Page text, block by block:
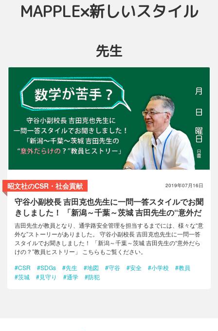
MAPPLE×新しいスタイル
先生
MAPPLEサポーター
コラム
昭文社のCSR・社会貢献 2019年07月16日
守谷小副校長 吉田克也先生に一問一答スタイルでお聞
きしました！ 「新潟～千葉～茨城 吉田先生の“意外だ
らけの？”教員ヒストリー」
吉田先生が教員となり、通学路安全管理を担当するまでには、様々な“意
外な”ストーリーがありました。 守谷小副校長 吉田克也先生に一問一答
スタイルでお聞きしました！ 「新潟～千葉～茨城 吉田先生の“意外だら
けの？”教員ヒストリー」 こちらもご覧ください。
#CSR
#SDGs #先生 #地図 #守谷 #安全 #小学校
#教員
#茨城
#見守り #通学 #防犯